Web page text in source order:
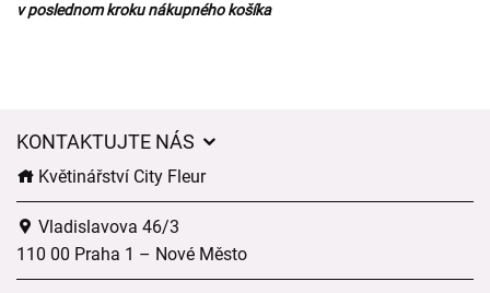
v poslednom kroku nákupného košíka
KONTAKTUJTE NÁS
Květinářství City Fleur
Vladislavova 46/3
110 00 Praha 1 – Nové Město